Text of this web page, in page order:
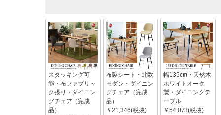
スタッキング可
能・布ファブリッ
ク張り・ダイニン
グチェア（完成
品）
布製シート・北欧
モダン・ダイニン
グチェア（完成
品）
￥21,346(税抜)
幅135cm・天然木
ホワイトオーク
製・ダイニングテ
ーブル
￥54,073(税抜)